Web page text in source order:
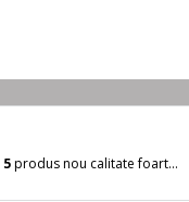
5produs nou calitate foarte buna . . .